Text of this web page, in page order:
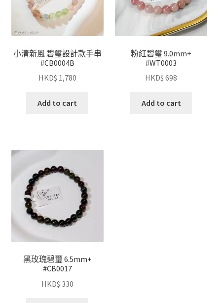
小清新風 碧璽設計款手串
#CB0004B
HKD$ 1,780
Add to cart
粉紅碧璽 9.0mm+
#WT0003
HKD$ 698
Add to cart
黑玫瑰碧璽 6.5mm+
#CB0017
HKD$ 330